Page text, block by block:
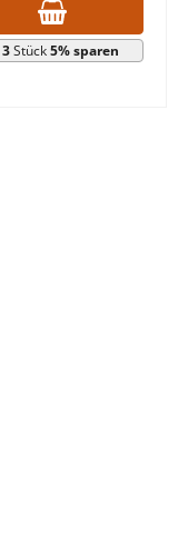
3Stück5% sparen